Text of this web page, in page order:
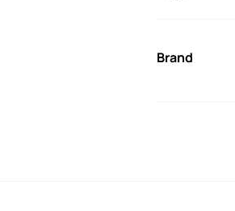
Brand